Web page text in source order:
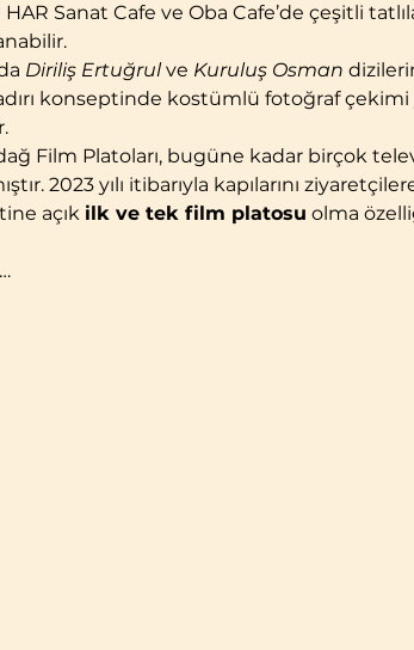
Sanat Cafe ve Oba Cafe’de çeşitli
Diriliş Ertuğrul ve Kuruluş Osman
konseptinde kostümlü fotoğraf
Film Platoları, bugüne kadar birçok
2023 yılı itibarıyla kapılarını
açık ilk ve tek film platosu olma